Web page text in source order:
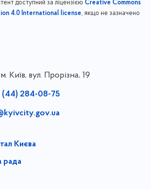
доступний за ліцензією Creative Commons
4.0 International license, якщо не зазначено
Київ, вул. Прорізна, 19
(44) 284-08-75
Києва
рада